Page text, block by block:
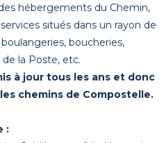
hébergements du Chemin,
situés dans un rayon de
boucheries,
la Poste, etc.
à jour tous les ans et donc
chemins de Compostelle.
: